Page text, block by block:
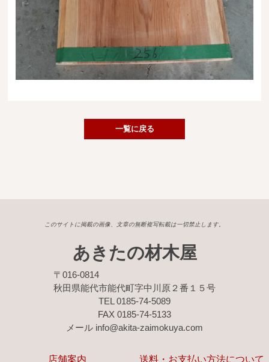
ブログ
当店の考え方
カテゴリー
一覧に戻る
このサイトに掲載の画像、文章の無断複写転載は一切禁止します。
あきたの材木屋
〒016-0814
秋田県能代市能代町字中川原２番１５号
TEL 0185-74-5089
FAX 0185-74-5133
メール info@akita-zaimokuya.com
店舗案内 送料・お支払い方法について